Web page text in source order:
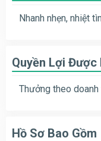
Nhanh nhẹn, nhiệt
Quyền Lợi Được
Thưởng theo doanh
Hồ Sơ Bao Gồm